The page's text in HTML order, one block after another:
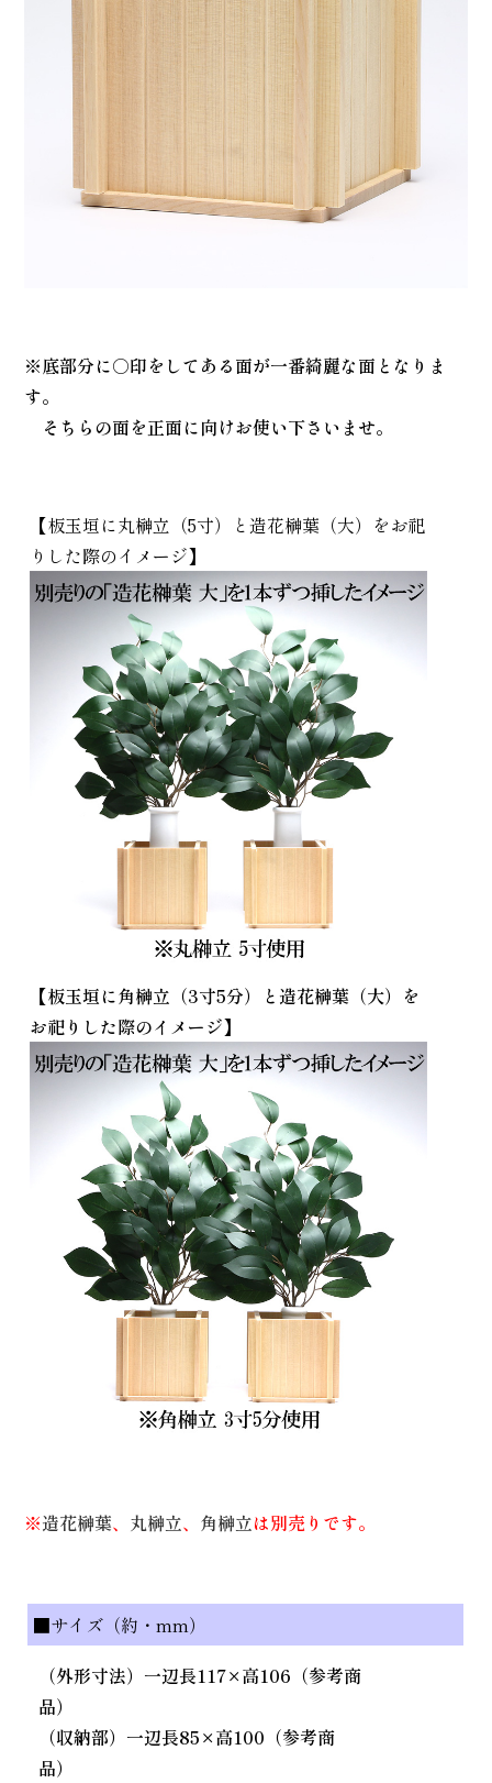
※底部分に○印をしてある面が一番綺麗な面となりま
す。
そちらの面を正面に向けお使い下さいませ。
【板玉垣に丸榊立（5寸）と造花榊葉（大）をお祀
りした際のイメージ】
【板玉垣に角榊立（3寸5分）と造花榊葉（大）を
お祀りした際のイメージ】
※造花榊葉、 丸榊立、 角榊立は別売りです。
■サイズ（約・mm）
（外形寸法）一辺長117×高106（参考商
品）
（収納部）一辺長85×高100（参考商
品）